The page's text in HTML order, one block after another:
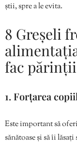
știi, spre a le evita.
8 Greșeli
fac părinții
1. Forțarea
Este important să
sănătoase și să îi